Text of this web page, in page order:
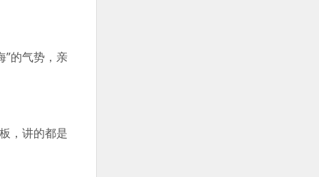
的气势，亲
，讲的都是